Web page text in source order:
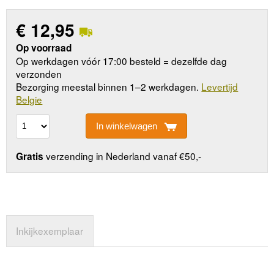
€ 12,95
Op voorraad
Op werkdagen vóór 17:00 besteld = dezelfde dag
verzonden
Bezorging meestal binnen 1–2 werkdagen. Levertijd
Belgie
In winkelwagen
Gratis verzending in Nederland vanaf €50,-
Inkijkexemplaar